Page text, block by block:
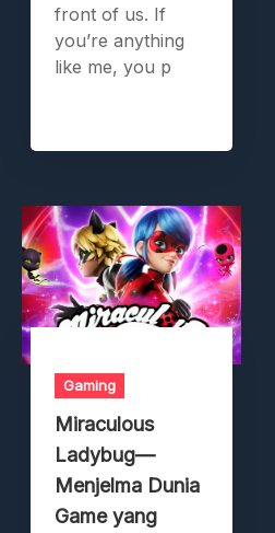
front of us. If
you’re anything
like me, you p
Gaming
Miraculous
Ladybug—
Menjelma Dunia
Game yang